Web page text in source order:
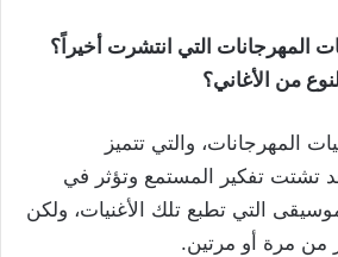
المهرجانات التي انتشرت أخيراً؟
من الأغاني؟
المهرجانات، والتي تتميز
تشتت تفكير المستمع وتؤثر في
التي تطبع تلك الأغنيات، ولكن
من مرة أو مرتين.